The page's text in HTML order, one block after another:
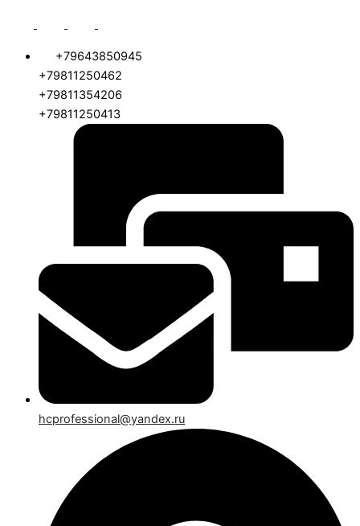
+79643850945
+79811250462
+79811354206
+79811250413
hcprofessional@yandex.ru